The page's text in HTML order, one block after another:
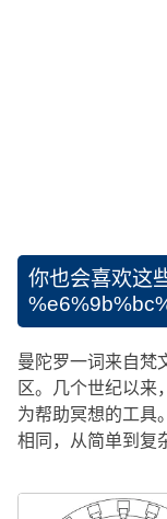
你也会喜欢这
曼陀罗一词来自梵
区。几个世纪以来
为帮助冥想的工具
相同，从简单到复